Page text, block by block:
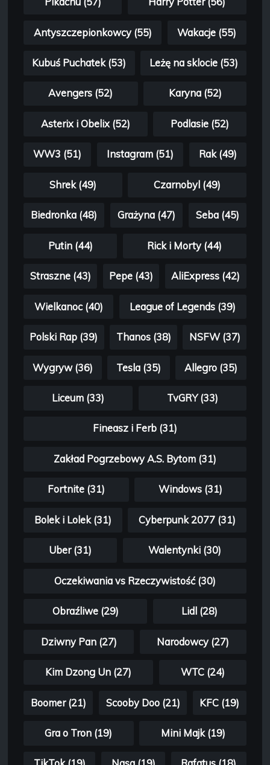
Antyszczepionkowcy (55) Wakacje (55)
Kubuś Puchatek (53) Leżę na sklocie (53)
Avengers (52) Karyna (52)
Asterix i Obelix (52) Podlasie (52)
WW3 (51) Instagram (51) Rak (49)
Shrek (49) Czarnobyl (49)
Biedronka (48) Grażyna (47) Seba (45)
Putin (44) Rick i Morty (44)
Straszne (43) Pepe (43) AliExpress (42)
Wielkanoc (40) League of Legends (39)
Polski Rap (39) Thanos (38) NSFW (37)
Wygryw (36) Tesla (35) Allegro (35)
Liceum (33) TvGRY (33)
Fineasz i Ferb (31)
Zakład Pogrzebowy A.S. Bytom (31)
Fortnite (31) Windows (31)
Bolek i Lolek (31) Cyberpunk 2077 (31)
Uber (31) Walentynki (30)
Oczekiwania vs Rzeczywistość (30)
Obraźliwe (29) Lidl (28)
Dziwny Pan (27) Narodowcy (27)
Kim Dzong Un (27) WTC (24)
Boomer (21) Scooby Doo (21) KFC (19)
Gra o Tron (19) Mini Majk (19)